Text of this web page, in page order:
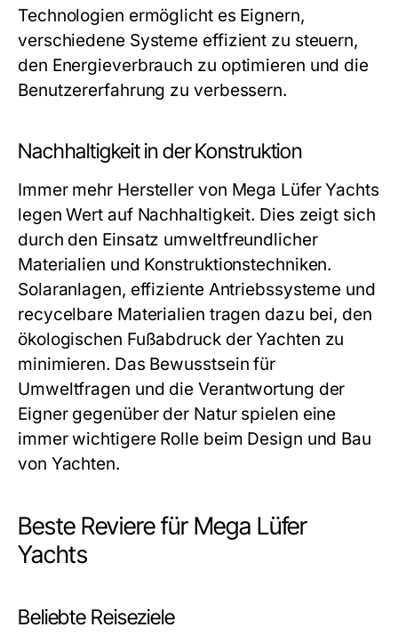
Technologien ermöglicht es Eignern,
verschiedene Systeme effizient zu steuern,
den Energieverbrauch zu optimieren und die
Benutzererfahrung zu verbessern.
Nachhaltigkeit in der Konstruktion
Immer mehr Hersteller von Mega Lüfer Yachts
legen Wert auf Nachhaltigkeit. Dies zeigt sich
durch den Einsatz umweltfreundlicher
Materialien und Konstruktionstechniken.
Solaranlagen, effiziente Antriebssysteme und
recycelbare Materialien tragen dazu bei, den
ökologischen Fußabdruck der Yachten zu
minimieren. Das Bewusstsein für
Umweltfragen und die Verantwortung der
Eigner gegenüber der Natur spielen eine
immer wichtigere Rolle beim Design und Bau
von Yachten.
Beste Reviere für Mega Lüfer
Yachts
Beliebte Reiseziele